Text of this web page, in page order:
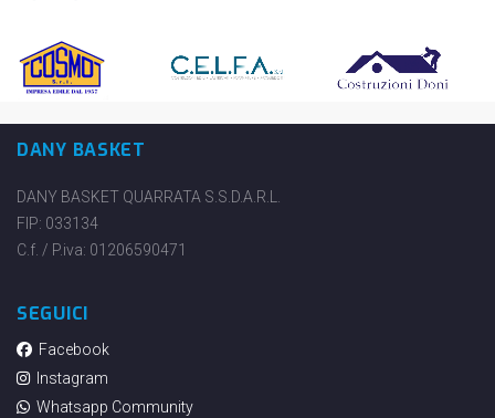
DANY BASKET
DANY BASKET QUARRATA S.S.D.A.R.L.
FIP: 033134
C.f. / P.iva: 01206590471
SEGUICI
Facebook
Instagram
Whatsapp Community